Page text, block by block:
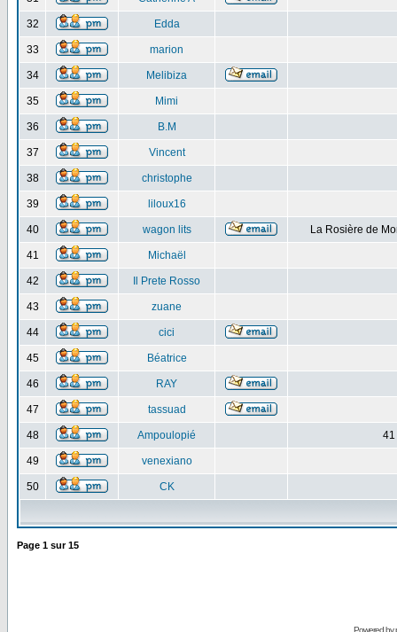
32 Edda
33 marion
34 Melibiza
35 Mimi
36 B.M
37 Vincent
38 christophe
39 liloux16
40 wagon lits La Rosière de
41 Michaël
42 Il Prete Rosso
43 zuane
44 cici
45 Béatrice
46 RAY
47 tassuad
48 Ampoulopié 41
49 venexiano
50 CK
Page 1 sur15
Powered by